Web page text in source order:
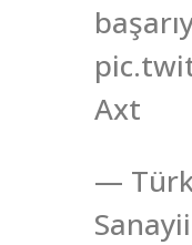
Axt
— Türk